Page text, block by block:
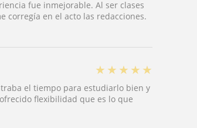
fue inmejorable. Al ser clases
corregía en el acto las redacciones.
★ ★ ★ ★ ★
el tiempo para estudiarlo bien y
flexibilidad que es lo que